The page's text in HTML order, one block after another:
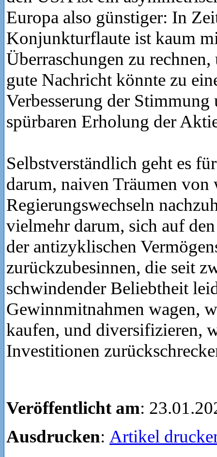
Europa also günstiger: In
Konjunkturflaute ist kaum
Überraschungen zu
gute Nachricht könnte zu
Verbesserung der Stimmung
spürbaren Erholung der
Selbstverständlich geht es
darum, naiven Träumen von
Regierungswechseln
vielmehr darum, sich auf
der antizyklischen
zurückzubesinnen, die seit
schwindender Beliebtheit
Gewinnmitnahmen wagen,
kaufen, und diversifizieren,
Investitionen
Veröffentlicht am:
Ausdrucken: Artikel